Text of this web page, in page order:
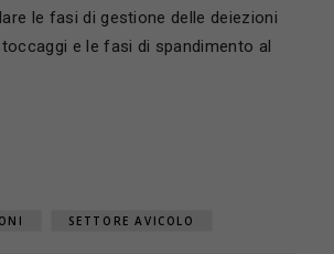
le fasi di gestione delle deiezioni
e le fasi di spandimento al
SETTORE AVICOLO